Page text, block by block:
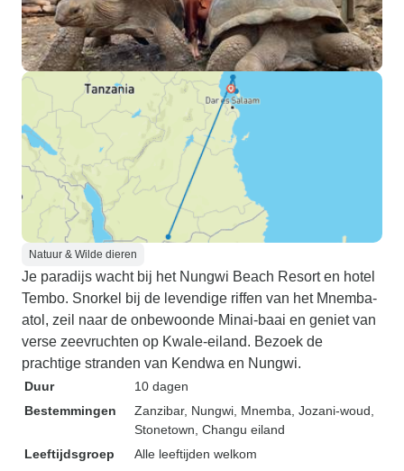
Natuur & Wilde dieren
Je paradijs wacht bij het Nungwi Beach Resort en hotel
Tembo. Snorkel bij de levendige riffen van het Mnemba-
atol, zeil naar de onbewoonde Minai-baai en geniet van
verse zeevruchten op Kwale-eiland. Bezoek de
prachtige stranden van Kendwa en Nungwi.
Duur
10 dagen
Bestemmingen
Zanzibar, Nungwi , Mnemba , Jozani-woud
Stonetown , Changu eiland
Leeftijdsgroep
Alle leeftijden welkom